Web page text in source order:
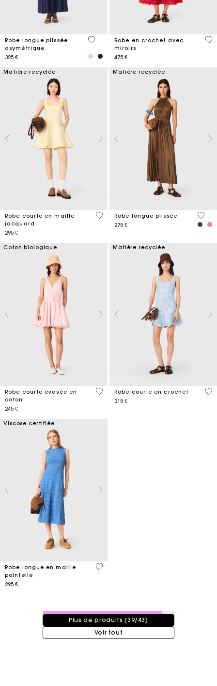
Robe longue plissée
asymétrique
325 €
4,8 out of 5 Customer Rating
Robe en crochet avec
miroirs
475 €
5
Matière recyclée
Robe courte en maille
jacquard
295 €
3,5 out of 5 Customer Rating
Matière recyclée
Robe longue plissée
275 €
5 out
Coton biologique
Robe courte évasée en
coton
245 €
5 out of 5 Customer Rating
Matière recyclée
Robe courte en crochet
315 €
5
Viscose certifiée
Robe longue en maille
pointelle
295 €
4,8 out of 5 Customer Rating
39 / 43 produits
Plus de produits (39/43)
Voir tout